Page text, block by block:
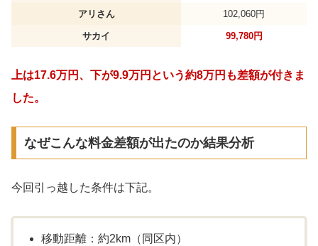
アリさん 102,060円
サカイ 99,780円
上は17.6万円、下が9.9万円という約8万円も差額が付きま
した。
なぜこんな料金差額が出たのか結果分析
今回引っ越した条件は下記。
移動距離：約2km（同区内）